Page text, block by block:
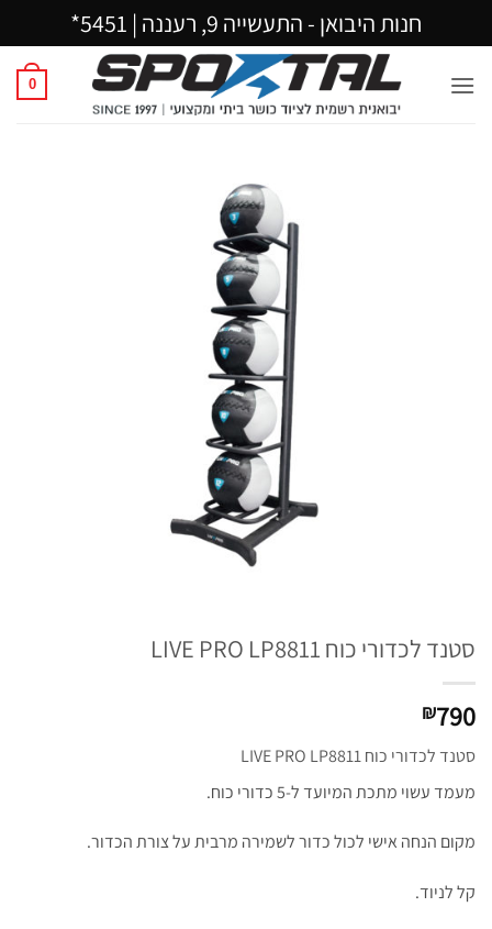
חנות היבואן - התעשייה 9, רעננה | 5451*
0
סטנד לכדורי כוח LIVE PRO LP8811
₪790
סטנד לכדורי כוח LIVE PRO LP8811
מעמד עשוי מתכת המיועד ל-5 כדורי כוח.
מקום הנחה אישי לכול כדור לשמירה מרבית על צורת הכדור.
קל לניוד.